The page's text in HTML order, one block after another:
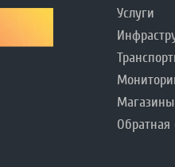
Услуги
Магазины
Обратная